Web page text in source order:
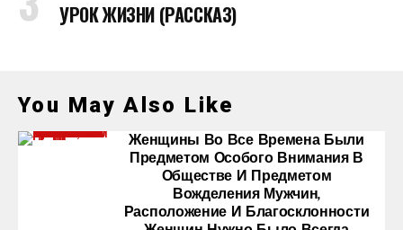
УРОК ЖИЗНИ (РАССКАЗ)
You May Also Like
Женщины Во Все Времена Были
Предметом Особого Внимания В
Обществе И Предметом
Вожделения Мужчин,
Расположение И Благосклонности